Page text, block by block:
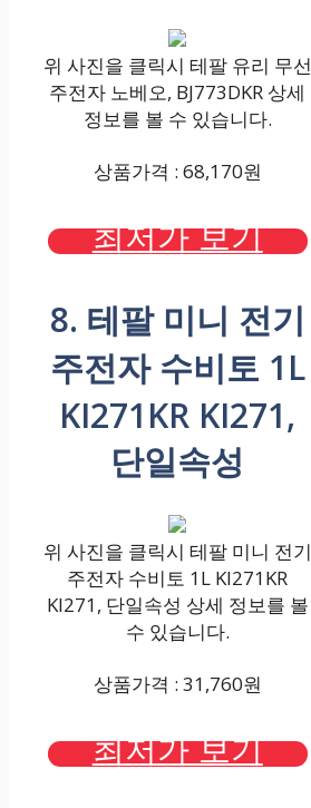
위 사진을 클릭시 테팔 유리 무선
주전자 노베오, BJ773DKR 상세
정보를 볼 수 있습니다.
상품가격 : 68,170원
최저가 보기
8. 테팔 미니 전기
주전자 수비토 1L
KI271KR KI271,
단일속성
위 사진을 클릭시 테팔 미니 전기
주전자 수비토 1L KI271KR
KI271, 단일속성 상세 정보를 볼
수 있습니다.
상품가격 : 31,760원
최저가 보기